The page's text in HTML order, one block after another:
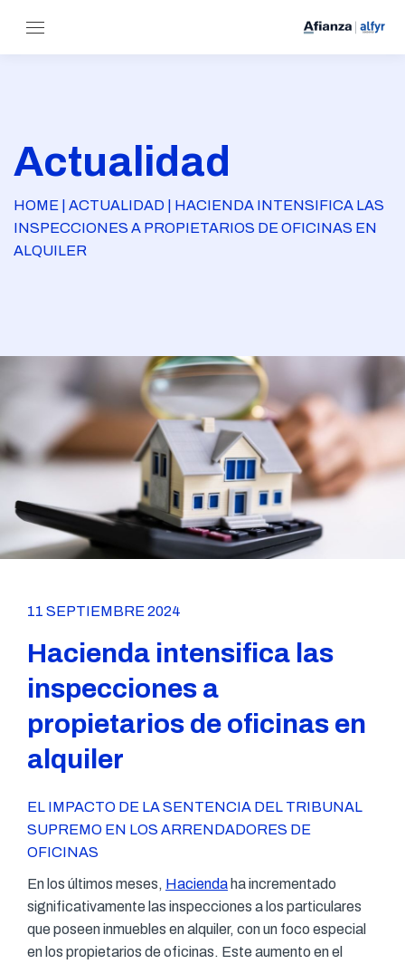
Actualidad
HOME | ACTUALIDAD | HACIENDA INTENSIFICA LAS
INSPECCIONES A PROPIETARIOS DE OFICINAS EN
ALQUILER
11 SEPTIEMBRE 2024
Hacienda intensifica las
inspecciones a
propietarios de oficinas en
alquiler
EL IMPACTO DE LA SENTENCIA DEL TRIBUNAL
SUPREMO EN LOS ARRENDADORES DE
OFICINAS
En los últimos meses, Hacienda ha incrementado
significativamente las inspecciones a los particulares
que poseen inmuebles en alquiler, con un foco especial
en los propietarios de oficinas. Este aumento en el